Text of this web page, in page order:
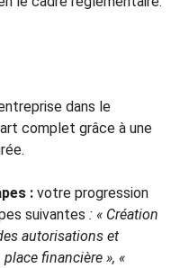
dans le
complet grâce à une
: votre progression
suivantes : « Création
autorisations et
financière », «